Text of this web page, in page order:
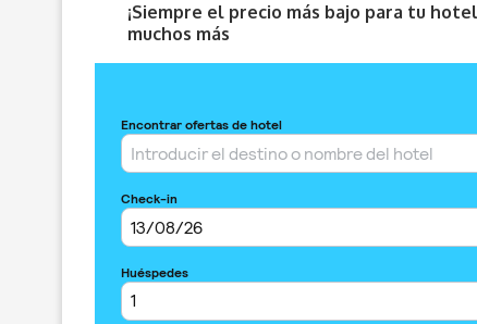
¡Siempre el precio más bajo para tu
muchos más